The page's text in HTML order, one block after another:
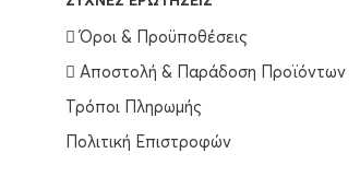
Όροι & Προϋποθέσεις
Αποστολή & Παράδοση Προϊόντων
Τρόποι Πληρωμής
Πολιτική Επιστροφών